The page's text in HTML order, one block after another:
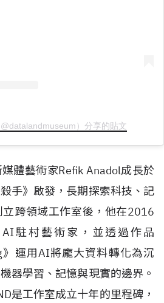
）分享的貼文
體藝術家Refik Anadol成長於
手》啟發，長期探索科技、記
跨領域工作室後，他在2016
AI駐村藝術家，並透過作品
》運用AI將龐大資料轉化為沉
器學習、記憶與現實的邊界。
是工作室成立十年的里程碑，